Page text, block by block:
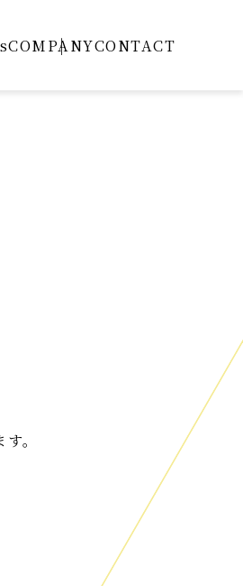
COMPANYCONTACT
。